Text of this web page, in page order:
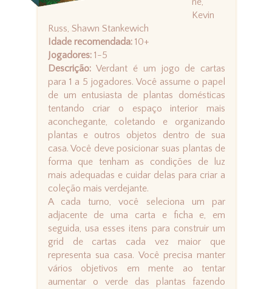
Kevin
Russ, Shawn Stankewich
Idade recomendada:10+
Jogadores:1-5
Descrição:Verdant é um jogo de cartas
para 1 a 5 jogadores. Você assume o papel
de um entusiasta de plantas domésticas
tentando criar o espaço interior mais
aconchegante, coletando e organizando
plantas e outros objetos dentro de sua
casa. Você deve posicionar suas plantas de
forma que tenham as condições de luz
mais adequadas e cuidar delas para criar a
coleção mais verdejante.
A cada turno, você seleciona um par
adjacente de uma carta e ficha e, em
seguida, usa esses itens para construir um
grid de cartas cada vez maior que
representa sua casa. Você precisa manter
vários objetivos em mente ao tentar
aumentar o verde das plantas fazendo